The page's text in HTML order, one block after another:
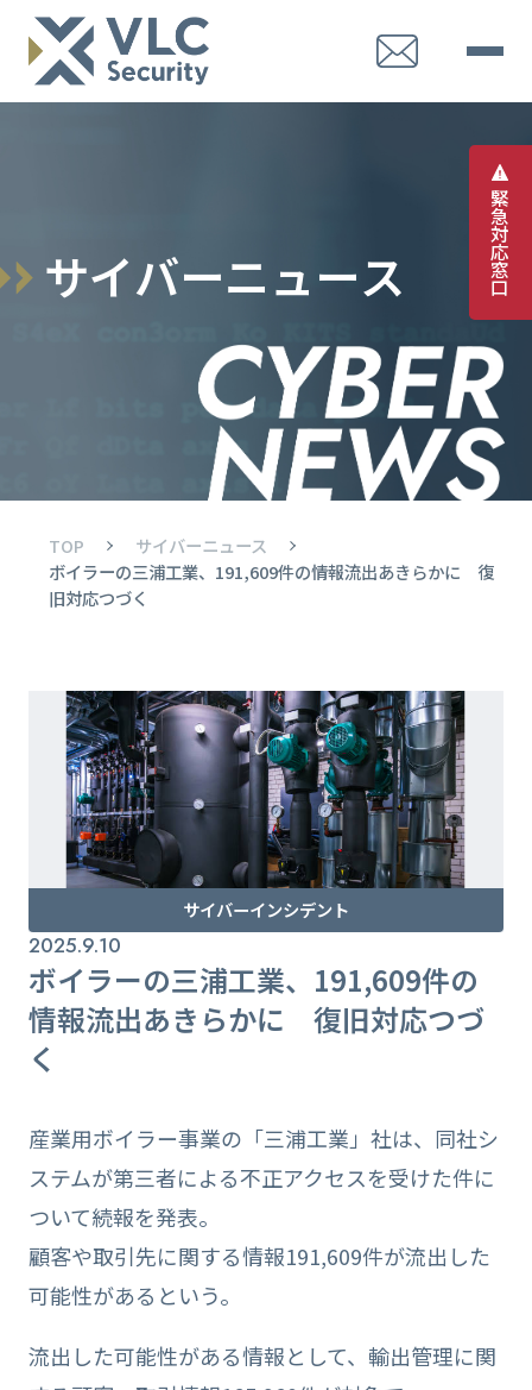
緊
急
対
応
窓
口
サイバーニュース
TOP
サイバーニュース
ボイラーの三浦工業、191,609件の情報流出あきらかに 復
旧対応つづく
サイバーインシデント
2025.9.10
ボイラーの三浦工業、191,609件の
情報流出あきらかに 復旧対応つづ
く
産業用ボイラー事業の「三浦工業」社は、同社シ
ステムが第三者による不正アクセスを受けた件に
ついて続報を発表。
顧客や取引先に関する情報191,609件が流出した
可能性があるという。
流出した可能性がある情報として、輸出管理に関